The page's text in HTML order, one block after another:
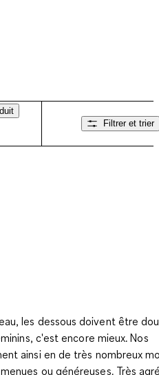
Filtrer et trier
les dessous doivent être
c'est encore mieux. Nos
ainsi en de très nombreux
ou généreuses. Très